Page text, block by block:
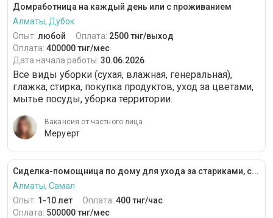
Домработница на каждый день или с проживанием
Алматы, Дубок
Опыт: любой Оплата: 2500 тнг/выход
Оплата: 400000 тнг/мес
Дата начала работы: 30.06.2026
Все виды уборки (сухая, влажная, генеральная),
глажка, стирка, покупка продуктов, уход за цветами,
мытье посуды, уборка территории.
Вакансия от частного лица
Меруерт
Сиделка-помощница по дому для ухода за стариками, с...
Алматы, Самал
Опыт: 1-10 лет Оплата: 400 тнг/час
Оплата: 500000 тнг/мес